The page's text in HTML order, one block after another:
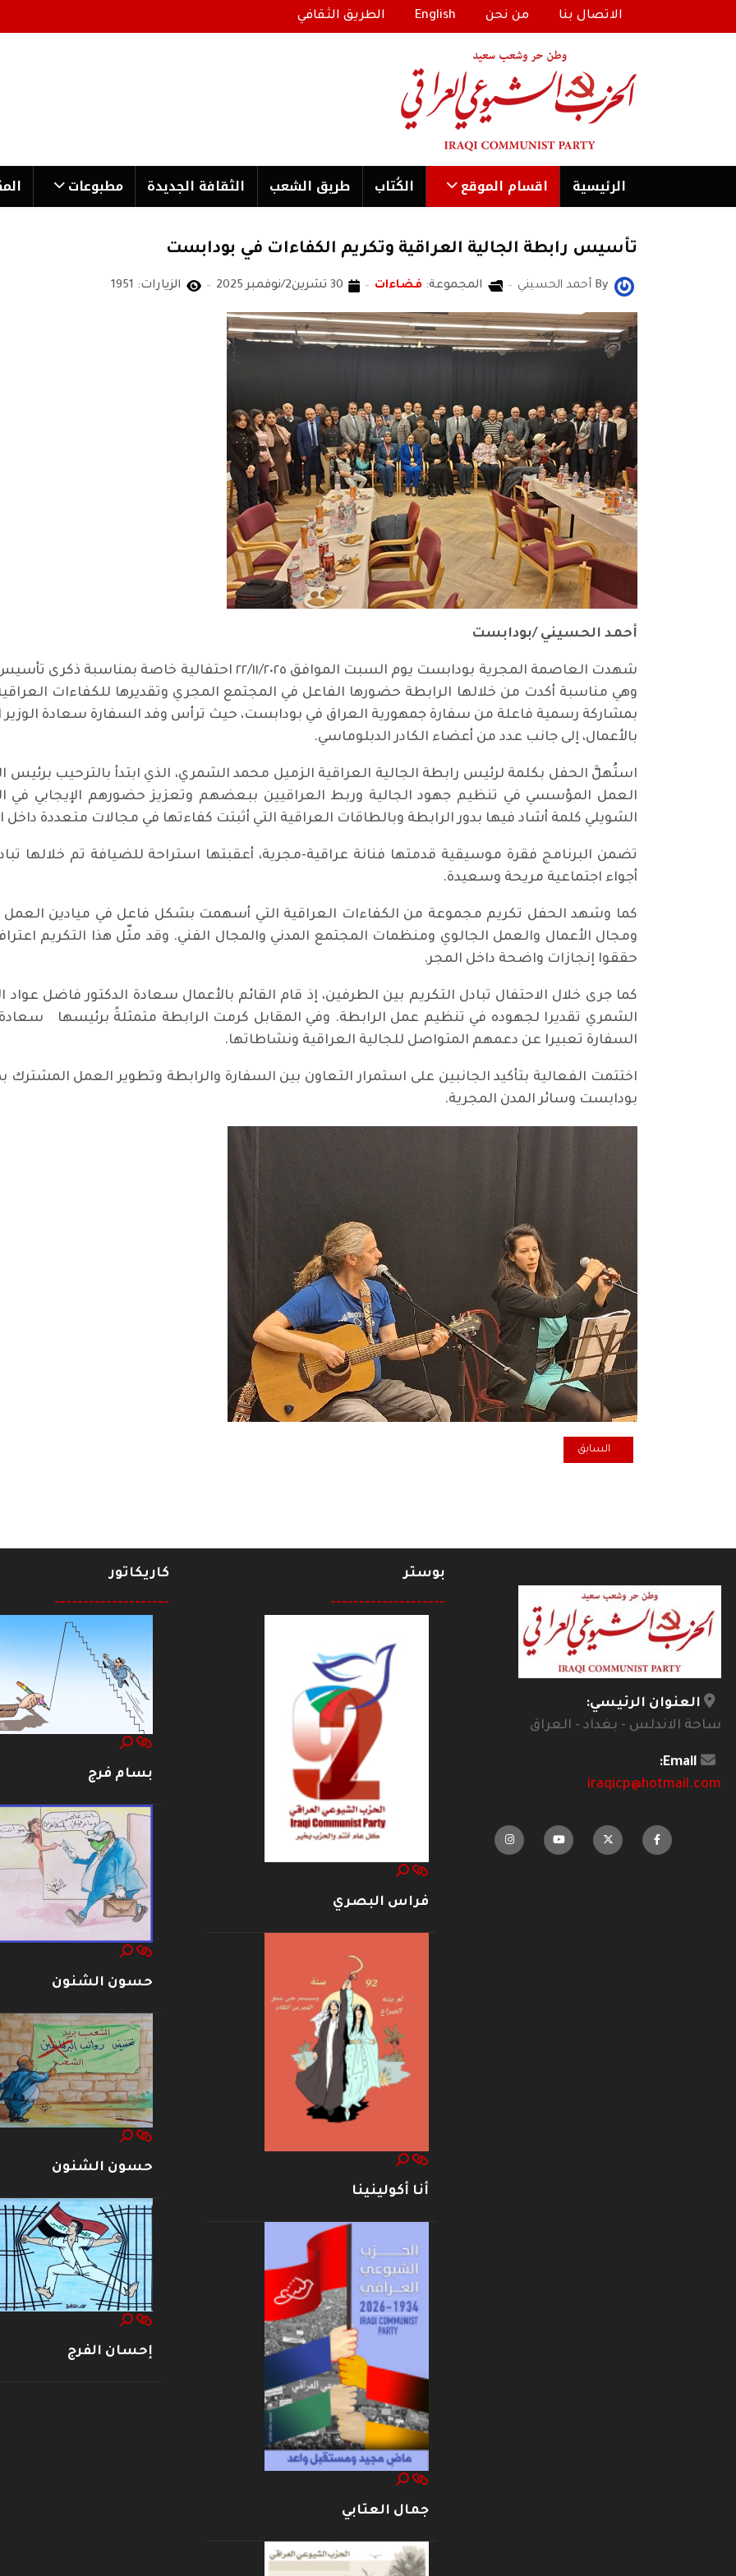
الاتصال بنا من نحن English الطريق الثقافي
الرئیسية اقسام الموقع الكُتاب طریق الشعب الثقافة الجدیدة مطبوعات
تأسيس رابطة الجالية العراقية وتكريم الكفاءات في بودابست
By أحمد الحسيني المجموعة: فضاءات 30 تشرين2/نوفمبر 2025 الزيارات: 1951
أحمد الحسيني /بودابست
شهدت العاصمة المجرية بودابست يوم السبت الموافق ٢٢/١١/٢٠٢٥
وهي مناسبة أكدت من خلالها الرابطة حضورها الفاعل في المجتمع المجري وتقديرها للكفاءات
بمشاركة رسمية فاعلة من سفارة جمهورية العراق في بودابست، حيث ترأس وفد السفارة سعادة الوزير
بالأعمال، إلى جانب عدد من أعضاء الكادر الدبلوماسي.
استُهلَّ الحفل بكلمة لرئيس رابطة الجالية العراقية الزميل محمد الشمري، الذي ابتدأ بالترحيب برئيس
العمل المؤسسي في تنظيم جهود الجالية وربط العراقيين ببعضهم وتعزيز حضورهم الإيجابي في
الشويلي كلمة أشاد فيها بدور الرابطة وبالطاقات العراقية التي أثبتت كفاءتها في مجالات متعددة داخل
تضمن البرنامج فقرة موسيقية قدمتها فنانة عراقية-مجرية، أعقبتها استراحة للضيافة تم خلالها
أجواء اجتماعية مريحة وسعيدة.
كما وشهد الحفل تكريم مجموعة من الكفاءات العراقية التي أسهمت بشكل فاعل في ميادين العمل
ومجال الأعمال والعمل الجالوي ومنظمات المجتمع المدني والمجال الفني. وقد مثّل هذا التكريم
حققوا إنجازات واضحة داخل المجر.
كما جرى خلال الاحتفال تبادل التكريم بين الطرفين، إذ قام القائم بالأعمال سعادة الدكتور فاضل
الشمري تقديرا لجهوده في تنظيم عمل الرابطة. وفي المقابل كرمت الرابطة متمثلةً برئيسها سعادة
السفارة تعبيرا عن دعمهم المتواصل للجالية العراقية ونشاطاتها.
اختتمت الفعالية بتأكيد الجانبين على استمرار التعاون بين السفارة والرابطة وتطوير العمل المشترك
بودابست وسائر المدن المجرية.
المقال السابق: مذكرات أنصارية.. أنصار الحزب الشيوعي في قلب قلعة العمادية
السابق
العنوان الرئيسي:
ساحة الاندلس - بغداد - العراق
Email:
iraqicp@hotmail.com
بوستر
--------------------
فراس البصري
أنا أكولينينا
جمال العتابي
كاريكاتور
--------------------
بسام فرج
حسون الشنون
حسون الشنون
إحسان الفرج